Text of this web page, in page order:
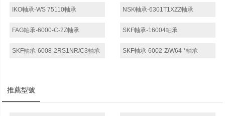
IKO軸承-WS 75110軸承 NSK軸承-6301T1XZZ軸承
FAG軸承-6000-C-2Z軸承 SKF軸承-16004軸承
SKF軸承-6008-2RS1NR/C3軸承 SKF軸承-6002-Z/W64 *軸承
推薦型號